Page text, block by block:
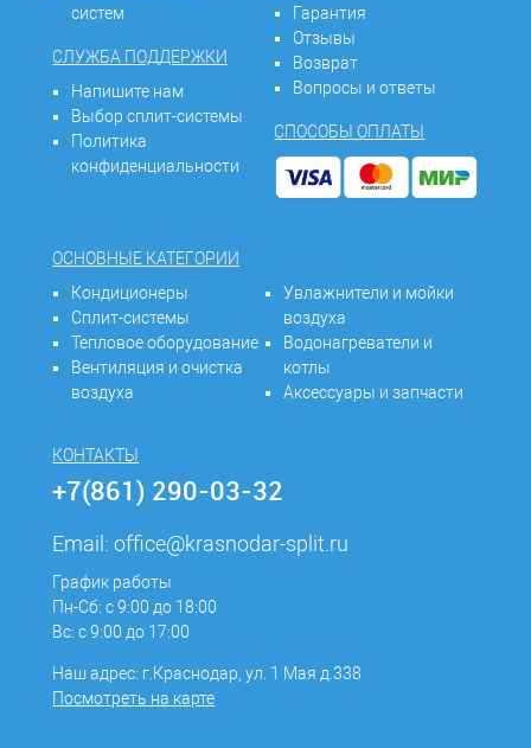
систем
СЛУЖБА ПОДДЕРЖКИ
Напишите нам
Выбор сплит-системы
Политика
конфиденциальности
Гарантия
Отзывы
Возврат
Вопросы и ответы
СПОСОБЫ ОПЛАТЫ
ОСНОВНЫЕ КАТЕГОРИИ
Кондиционеры
Сплит-системы
Тепловое оборудование
Вентиляция и очистка
воздуха
Увлажнители и мойки
воздуха
Водонагреватели и
котлы
Аксессуары и запчасти
КОНТАКТЫ
+7(861) 290-03-32
Email:office@krasnodar-split.ru
График работы
Пн-Сб: с 9:00 до 18:00
Вс: с 9:00 до 17:00
Наш адрес: г.Краснодар, ул. 1 Мая д.338
Посмотреть на карте